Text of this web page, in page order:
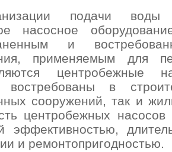
подачи воды
насосное
и
применяемым для
центробежные
востребованы в
сооружений, так и
центробежных насосов
эффективностью,
и ремонтопригодностью.